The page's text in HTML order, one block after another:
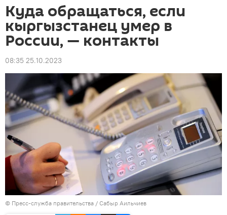
Куда обращаться, если
кыргызстанец умер в
России, — контакты
08:35 25.10.2023
© Пресс-служба правительства / Сабыр Аильчиев